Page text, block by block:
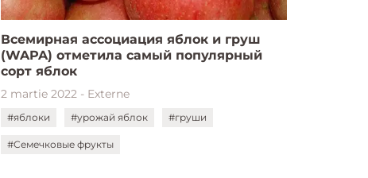
Всемирная ассоциация яблок и груш
(WAPA) отметила самый популярный
сорт яблок
2 martie 2022 - Externe
#яблоки #урожай яблок #груши
#Семечковые фрукты